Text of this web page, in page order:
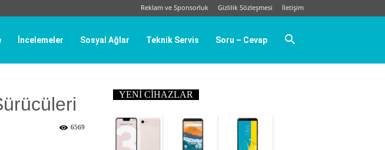
Reklam ve Sponsorluk Gizlilik Sözleşmesi İletişim
İncelemeler Sosyal Ağlar Teknik Servis Soru – Cevap
6569
YENI CIHAZLAR